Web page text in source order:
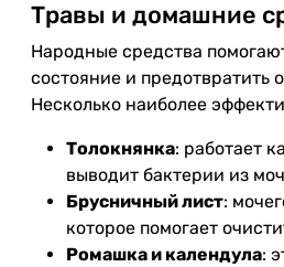
Травы и домашние
Народные средства
состояние и предотвратить
Несколько наиболее
Толокнянка: работает
выводит бактерии из
Брусничный лист:
которое помогает
Ромашка и календула: